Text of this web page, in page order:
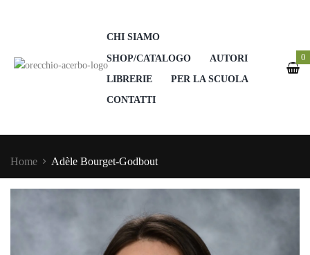
CHI SIAMO
SHOP/CATALOGO
AUTORI
LIBRERIE
PER LA SCUOLA
CONTATTI
0
Home Adèle Bourget-Godbout